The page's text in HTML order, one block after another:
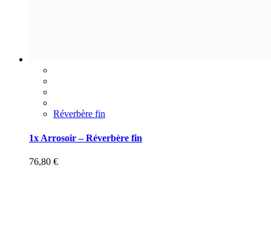
Réverbère fin
1x Arrosoir – Réverbère fin
76,80 €